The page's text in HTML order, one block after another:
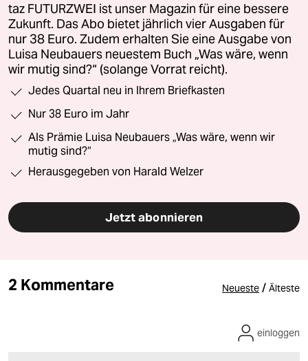
taz FUTURZWEI ist unser Magazin für eine bessere
Zukunft. Das Abo bietet jährlich vier Ausgaben für
nur 38 Euro. Zudem erhalten Sie eine Ausgabe von
Luisa Neubauers neuestem Buch „Was wäre, wenn
wir mutig sind?“ (solange Vorrat reicht).
Jedes Quartal neu in Ihrem Briefkasten
Nur 38 Euro im Jahr
Als Prämie Luisa Neubauers „Was wäre, wenn wir
mutig sind?“
Herausgegeben von Harald Welzer
Jetzt abonnieren
2 Kommentare Neueste / Älteste
einloggen